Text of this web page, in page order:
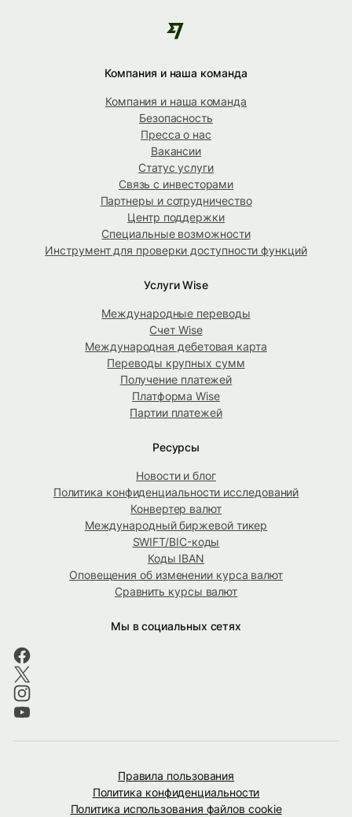
Компания и наша команда
Компания и наша команда
Безопасность
Пресса о нас
Вакансии
Статус услуги
Связь с инвесторами
Партнеры и сотрудничество
Центр поддержки
Специальные возможности
Инструмент для проверки доступности функций
Услуги Wise
Международные переводы
Счет Wise
Международная дебетовая карта
Переводы крупных сумм
Получение платежей
Платформа Wise
Партии платежей
Ресурсы
Новости и блог
Политика конфиденциальности исследований
Конвертер валют
Международный биржевой тикер
SWIFT/BIC-коды
Коды IBAN
Оповещения об изменении курса валют
Сравнить курсы валют
Мы в социальных сетях
Правила пользования
Политика конфиденциальности
Политика использования файлов cookie